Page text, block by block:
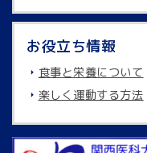
お役立ち情報
食事と栄養について
楽しく運動する方法